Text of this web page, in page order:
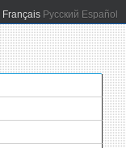
Français Русский Español